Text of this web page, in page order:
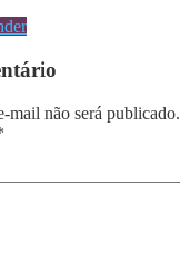
mail não será publicado.